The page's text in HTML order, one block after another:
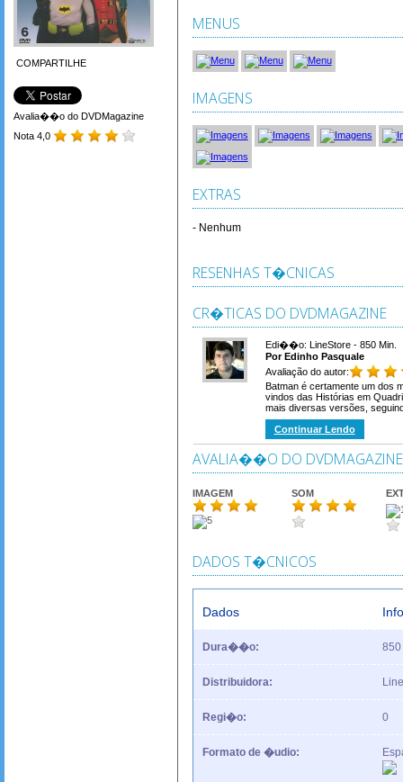
COMPARTILHE
Avalia��o do DVDMagazine
Nota 4,0
MENUS
IMAGENS
EXTRAS
- Nenhum
RESENHAS T�CNICAS
CR�TICAS DO DVDMAGAZINE
Edi��o: LineStore - 850 Min.
Por Edinho Pasquale
Avaliação do autor:
Batman é certamente um dos
vindos das Histórias em
mais diversas versões,
Continuar Lendo
AVALIA��O DO DVDMAGAZINE
IMAGEM SOM
DADOS T�CNICOS
Dados
Dura��o: 850
Distribuidora:
Regi�o: 0
Formato de �udio: